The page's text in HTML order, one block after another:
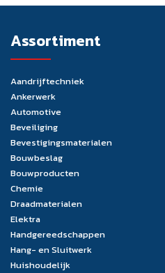
Assortiment
Aandrijftechniek
Ankerwerk
Automotive
Beveiliging
Bevestigingsmaterialen
Bouwbeslag
Bouwproducten
Chemie
Draadmaterialen
Elektra
Handgereedschappen
Hang- en Sluitwerk
Huishoudelijk